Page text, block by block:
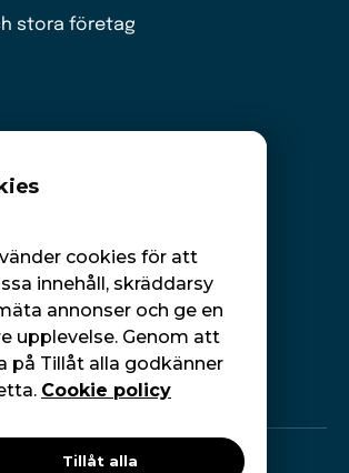
stora företag
cookies för att
innehåll, skräddarsy
annonser och ge en
upplevelse. Genom att
på Tillåt alla godkänner
Cookie policy
Tillåt alla